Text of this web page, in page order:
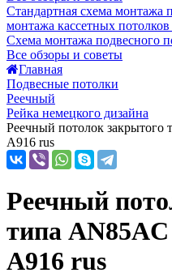
Стандартная схема монтажа
монтажа кассетных
Схема монтажа подвесного
Все обзоры и советы
Главная
Подвесные потолки
Реечный
Рейка немецкого дизайна
Реечный потолок
А916 rus
Реечный
типа
А916 rus